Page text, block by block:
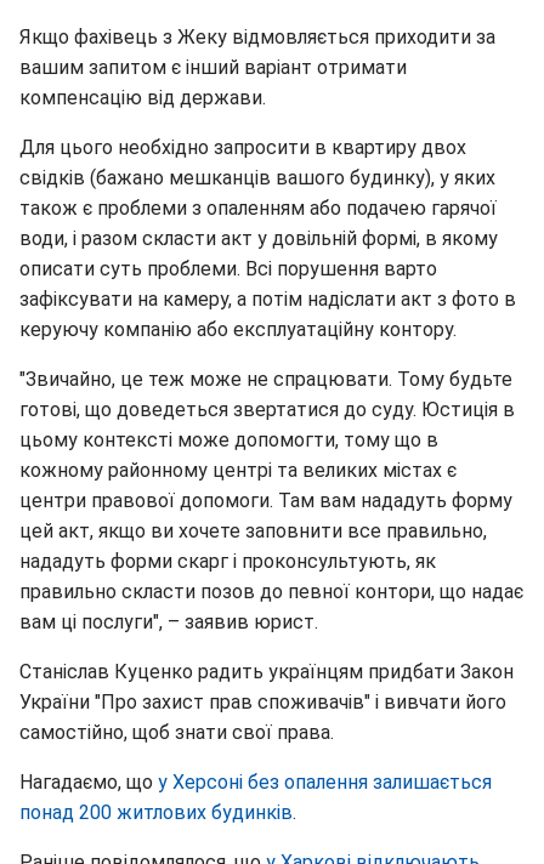
Якщо фахівець з Жеку відмовляється приходити за
вашим запитом є інший варіант отримати
компенсацію від держави.
Для цього необхідно запросити в квартиру двох
свідків (бажано мешканців вашого будинку), у яких
також є проблеми з опаленням або подачею гарячої
води, і разом скласти акт у довільній формі, в якому
описати суть проблеми. Всі порушення варто
зафіксувати на камеру, а потім надіслати акт з фото в
керуючу компанію або експлуатаційну контору.
"Звичайно, це теж може не спрацювати. Тому будьте
готові, що доведеться звертатися до суду. Юстиція в
цьому контексті може допомогти, тому що в
кожному районному центрі та великих містах є
центри правової допомоги. Там вам нададуть форму
цей акт, якщо ви хочете заповнити все правильно,
нададуть форми скарг і проконсультують, як
правильно скласти позов до певної контори, що надає
вам ці послуги", – заявив юрист.
Станіслав Куценко радить українцям придбати Закон
України "Про захист прав споживачів" і вивчати його
самостійно, щоб знати свої права.
Нагадаємо, що у Херсоні без опалення залишається
понад 200 житлових будинків.